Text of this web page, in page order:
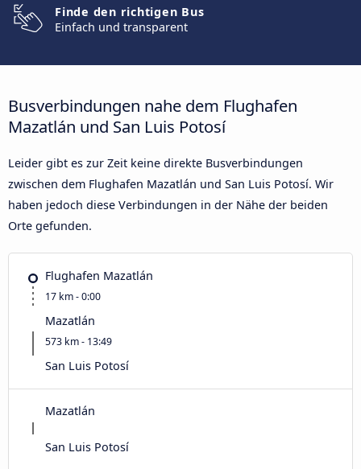
Finde den richtigen Bus
Einfach und transparent
Busverbindungen nahe dem Flughafen
Mazatlán und San Luis Potosí
Leider gibt es zur Zeit keine direkte Busverbindungen
zwischen dem Flughafen Mazatlán und San Luis Potosí. Wir
haben jedoch diese Verbindungen in der Nähe der beiden
Orte gefunden.
Flughafen Mazatlán
17 km - 0:00
Mazatlán
573 km - 13:49
San Luis Potosí
Mazatlán
San Luis Potosí